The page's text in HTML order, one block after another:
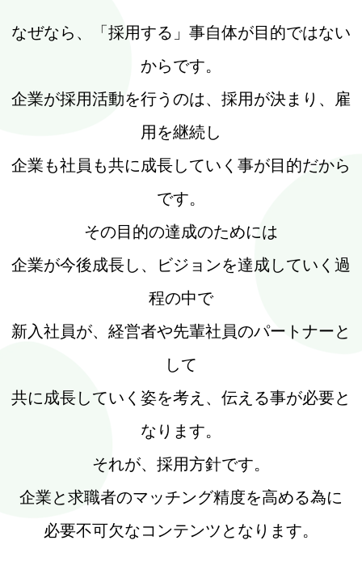
なぜなら、「採用する」事自体が目的ではない
からです。
企業が採用活動を行うのは、採用が決まり、雇
用を継続し
企業も社員も共に成長していく事が目的だから
です。
その目的の達成のためには
企業が今後成長し、ビジョンを達成していく過
程の中で
新入社員が、経営者や先輩社員のパートナーと
して
共に成長していく姿を考え、伝える事が必要と
なります。
それが、採用方針です。
企業と求職者のマッチング精度を高める為に
必要不可欠なコンテンツとなります。